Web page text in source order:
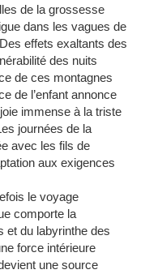
de la grossesse
dans les vagues de
Des effets exaltants des
des nuits
de ces montagnes
de l’enfant annonce
immense à la triste
journées de la
avec les fils de
aux exigences
le voyage
comporte la
et du labyrinthe des
force intérieure
une source